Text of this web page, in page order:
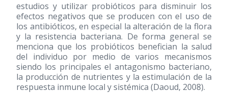
estudios y utilizar probióticos para disminuir los
efectos negativos que se producen con el uso de
los antibióticos, en especial la alteración de la flora
y la resistencia bacteriana. De forma general se
menciona que los probióticos benefician la salud
del individuo por medio de varios mecanismos
siendo los principales el antagonismo bacteriano,
la producción de nutrientes y la estimulación de la
respuesta inmune local y sistémica (Daoud, 2008).